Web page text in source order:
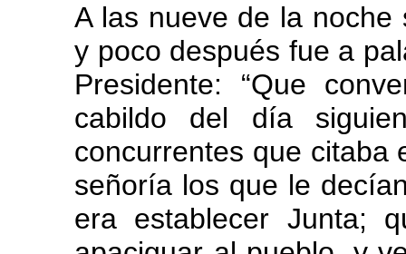
A las nueve de la
y poco después fue a
Presidente: “Que
cabildo del día
concurrentes que citaba
señoría los que le
era establecer Junta;